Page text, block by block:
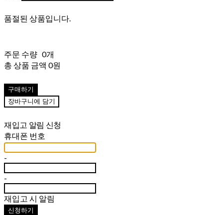
품절된 상품입니다.
주문 수량 0개
총 상품 금액 0원
구매하기
장바구니에 담기
재입고 알림 신청
휴대폰 번호
-
-
재입고 시 알림
신청하기